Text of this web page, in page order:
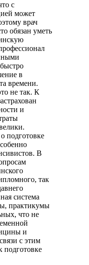
с
может
врач
обязан уметь
в
времени.
не так. К
и
подготовке
В
так
система
практикумы
что не
и
с этим
подготовке